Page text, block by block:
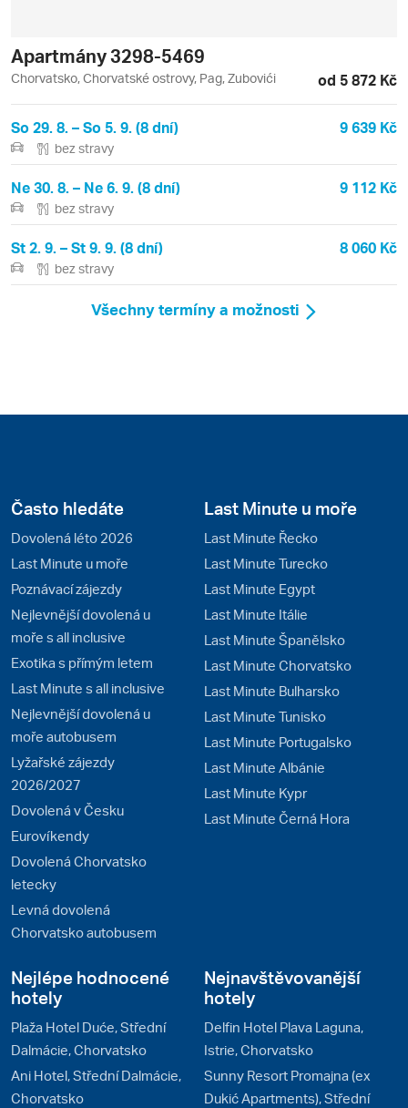
Apartmány 3298-5469
Chorvatsko, Chorvatské ostrovy, Pag, Zubovići od 5 872 Kč
So 29. 8. – So 5. 9. (8 dní) 9 639 Kč
bez stravy
Ne 30. 8. – Ne 6. 9. (8 dní) 9 112 Kč
bez stravy
St 2. 9. – St 9. 9. (8 dní) 8 060 Kč
bez stravy
Všechny termíny a možnosti
Často hledáte
Dovolená léto 2026
Last Minute u moře
Poznávací zájezdy
Nejlevnější dovolená u
moře s all inclusive
Exotika s přímým letem
Last Minute s all inclusive
Nejlevnější dovolená u
moře autobusem
Lyžařské zájezdy
2026/2027
Dovolená v Česku
Eurovíkendy
Dovolená Chorvatsko
letecky
Levná dovolená
Chorvatsko autobusem
Last Minute u moře
Last Minute Řecko
Last Minute Turecko
Last Minute Egypt
Last Minute Itálie
Last Minute Španělsko
Last Minute Chorvatsko
Last Minute Bulharsko
Last Minute Tunisko
Last Minute Portugalsko
Last Minute Albánie
Last Minute Kypr
Last Minute Černá Hora
Nejlépe hodnocené
hotely
Plaža Hotel Duće, Střední
Dalmácie, Chorvatsko
Ani Hotel, Střední Dalmácie,
Chorvatsko
Nejnavštěvovanější
hotely
Delfin Hotel Plava Laguna,
Istrie, Chorvatsko
Sunny Resort Promajna (ex
Dukić Apartments), Střední